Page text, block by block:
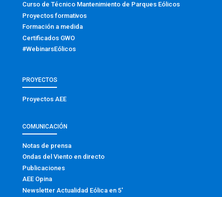
Curso de Técnico Mantenimiento de Parques Eólicos
Proyectos formativos
Formación a medida
Certificados GWO
#WebinarsEólicos
PROYECTOS
Proyectos AEE
COMUNICACIÓN
Notas de prensa
Ondas del Viento en directo
Publicaciones
AEE Opina
Newsletter Actualidad Eólica en 5′